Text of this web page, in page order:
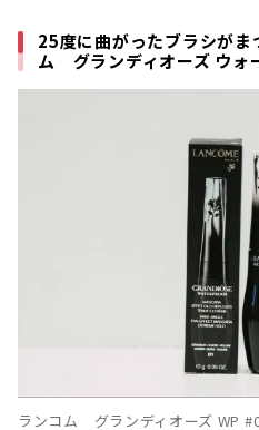
25度に曲がったブラシがま
ム グランディオーズ ウォ
ランコム グランディオーズ WP